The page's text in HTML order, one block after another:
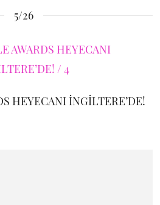
5/26
HEYECANI İNGİLTERE’DE!